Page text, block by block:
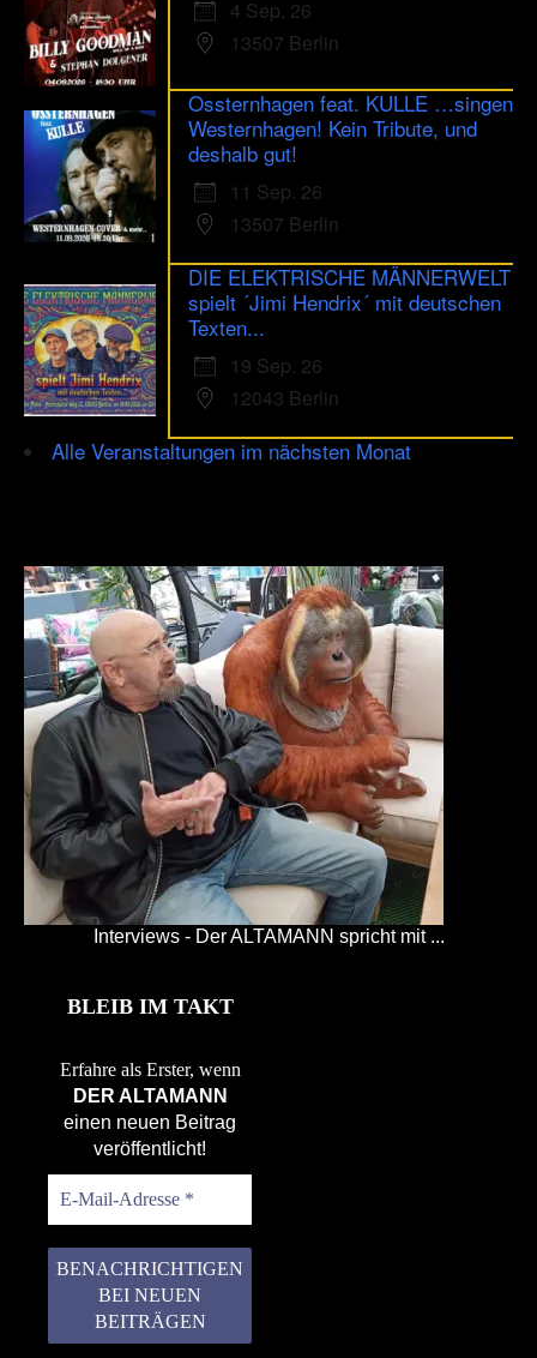
4 Sep. 26
13507 Berlin
Ossternhagen feat. KULLE …singen
Westernhagen! Kein Tribute, und
deshalb gut!
11 Sep. 26
13507 Berlin
DIE ELEKTRISCHE MÄNNERWELT
spielt ´Jimi Hendrix´ mit deutschen
Texten...
19 Sep. 26
12043 Berlin
Alle Veranstaltungen im nächsten Monat
Interviews - Der ALTAMANN spricht mit ...
BLEIB IM TAKT
Erfahre als Erster, wenn
DER ALTAMANN
einen neuen Beitrag
veröffentlicht!